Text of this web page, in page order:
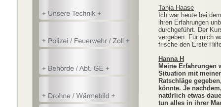
Tanja Haase
Ich war heute bei
ihren Erfahrungen
durchgeführt. Der
vergeben. Für mich
frische
Hanna H
Meine Erfahrungen
Situation mit
Ratschläge
könnte. Je
natürlich etwas
tun alles in ihrer